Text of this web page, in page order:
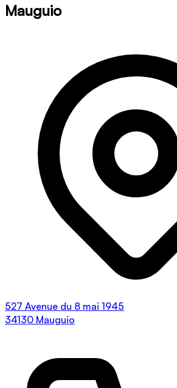
Mauguio
527 Avenue du 8 mai 1945
34130 Mauguio